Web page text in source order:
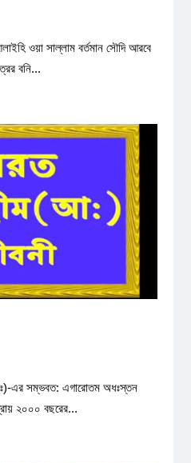
ওয়া সাল্লাম বর্তমান সৌদি আরবে
বনি...
এর সম্ভবত: এগারোতম অধঃস্তন
২০০০ বছরের...